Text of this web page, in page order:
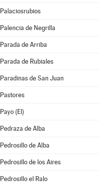
Palaciosrubios
Palencia de Negrilla
Parada de Arriba
Parada de Rubiales
Paradinas de San Juan
Pastores
Payo (El)
Pedraza de Alba
Pedrosillo de Alba
Pedrosillo de los Aires
Pedrosillo el Ralo